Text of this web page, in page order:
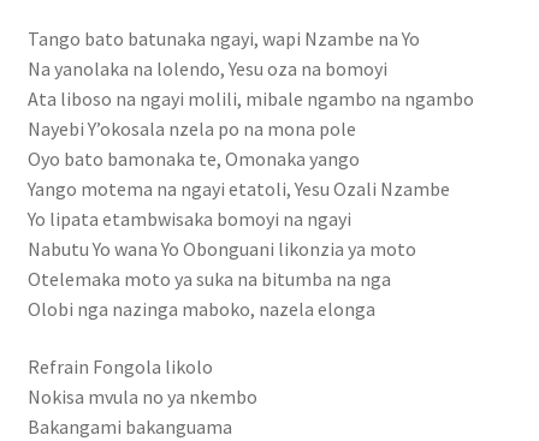
FORUM
Forum
Gaz mawete
Gestion de Mariage
Hotel
Tango bato batunaka ngayi, wapi Nzambe na Yo
Na yanolaka na lolendo, Yesu oza na bomoyi
Ata liboso na ngayi molili, mibale ngambo na ngambo
Nayebi Y’okosala nzela po na mona pole
Oyo bato bamonaka te, Omonaka yango
Yango motema na ngayi etatoli, Yesu Ozali Nzambe
Yo lipata etambwisaka bomoyi na ngayi
Nabutu Yo wana Yo Obonguani likonzia ya moto
Otelemaka moto ya suka na bitumba na nga
Olobi nga nazinga maboko, nazela elonga
Refrain Fongola likolo
Nokisa mvula no ya nkembo
Bakangami bakanguama